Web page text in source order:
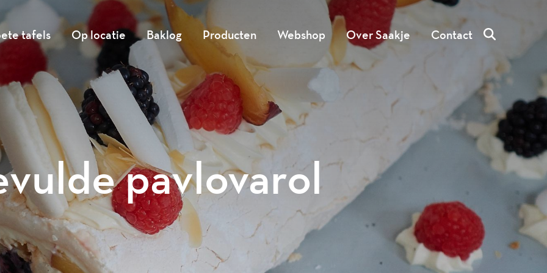
tafels Op locatie Baklog Producten Webshop Over Saakje Contact
pavlovarol